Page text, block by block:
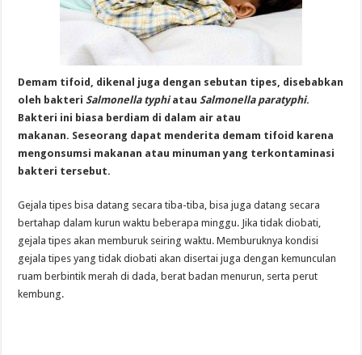
Demam tifoid , dikenal juga dengan sebutan tipes, disebabkan
oleh bakteriSalmonella typhiatauSalmonella paratyphi.
Bakteri ini biasa berdiam di dalam air atau
makanan. Seseorang dapat menderita demam tifoid karena
mengonsumsi makanan atau minuman yang terkontaminasi
bakteri tersebut.
Gejala tipes bisa datang secara tiba-tiba, bisa juga datang secara
bertahap dalam kurun waktu beberapa minggu. Jika tidak diobati,
gejala tipes akan memburuk seiring waktu. Memburuknya kondisi
gejala tipes yang tidak diobati akan disertai juga dengan kemunculan
ruam berbintik merah di dada, berat badan menurun, serta perut
kembung.